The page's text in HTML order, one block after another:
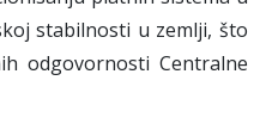
stabilnosti u zemlji, što
odgovornosti Centralne